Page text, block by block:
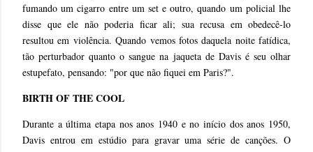
fumando um cigarro entre um set e outro, quando um policial lhe
disse que ele não poderia ficar ali; sua recusa em obedecê-lo
resultou em violência. Quando vemos fotos daquela noite fatídica,
tão perturbador quanto o sangue na jaqueta de Davis é seu olhar
estupefato, pensando: "por que não fiquei em Paris?".
BIRTH OF THE COOL
Durante a última etapa nos anos 1940 e no início dos anos 1950,
Davis entrou em estúdio para gravar uma série de canções. O